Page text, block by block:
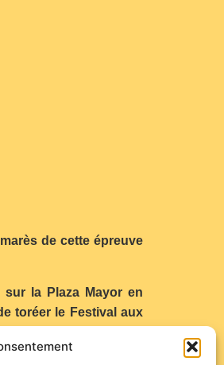
de cette épreuve
la Plaza Mayor en
toréer le Festival aux